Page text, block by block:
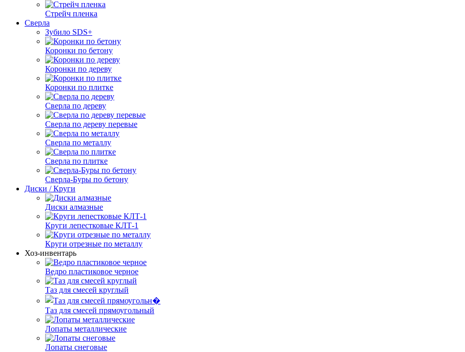
Стрейч пленка
Сверла
Зубило SDS+
Коронки по бетону
Коронки по дереву
Коронки по плитке
Сверла по дереву
Сверла по дереву перевые
Сверла по металлу
Сверла по плитке
Сверла-Буры по бетону
Диски / Круги
Диски алмазные
Круги лепестковые КЛТ-1
Круги отрезные по металлу
Хоз-инвентарь
Ведро пластиковое черное
Таз для смесей круглый
Таз для смесей прямоугольный
Лопаты металлические
Лопаты снеговые